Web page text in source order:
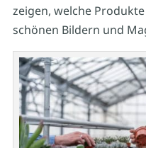
zeigen, welche
schönen Bildern und